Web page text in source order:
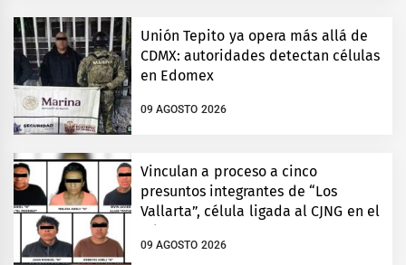
Unión Tepito ya opera más allá de
CDMX: autoridades detectan células
en Edomex
09 AGOSTO 2026
Vinculan a proceso a cinco
presuntos integrantes de “Los
Vallarta”, célula ligada al CJNG en el
Edomex
09 AGOSTO 2026